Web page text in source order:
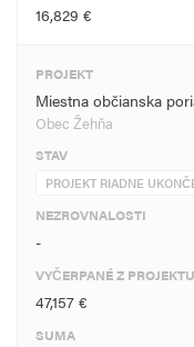
16,829 €
PROJEKT
Miestna občianska
Obec Žehňa
STAV
PROJEKT RIADNE
NEZROVNALOSTI
-
VYČERPANÉ Z PROJEKTU
47,157 €
SUMA